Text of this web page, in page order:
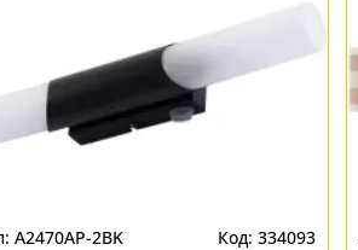
A2470AP-2BK 334093